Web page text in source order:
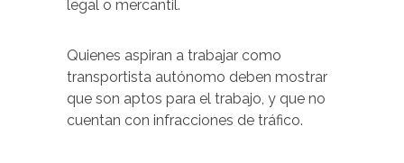
legal o mercantil.
Quienes aspiran a trabajar como
transportista autónomo deben mostrar
que son aptos para el trabajo, y que no
cuentan con infracciones de tráfico.